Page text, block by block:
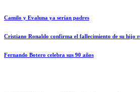
Camilo y Evaluna ya serían padres
Cristiano Ronaldo confirma el fallecimiento de su hijo
Fernando Botero celebra sus 90 años